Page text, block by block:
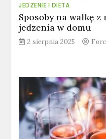
JEDZENIE I DIETA
Sposoby na walkę
jedzenia w domu
2 sierpnia 2025